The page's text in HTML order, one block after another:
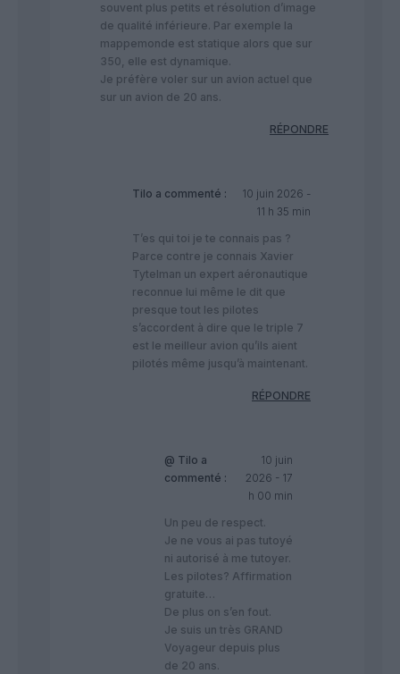
souvent plus petits et résolution d’image
de qualité inférieure. Par exemple la
mappemonde est statique alors que sur
350, elle est dynamique.
Je préfère voler sur un avion actuel que
sur un avion de 20 ans.
RÉPONDRE
Tilo a commenté :
10 juin 2026 -
11 h 35 min
T’es qui toi je te connais pas ?
Parce contre je connais Xavier
Tytelman un expert aéronautique
reconnue lui même le dit que
presque tout les pilotes
s’accordent à dire que le triple 7
est le meilleur avion qu’ils aient
pilotés même jusqu’à maintenant.
RÉPONDRE
@ Tilo a
commenté :
10 juin
2026 - 17
h 00 min
Un peu de respect.
Je ne vous ai pas tutoyé
ni autorisé à me tutoyer.
Les pilotes? Affirmation
gratuite…
De plus on s’en fout.
Je suis un très GRAND
Voyageur depuis plus
de 20 ans.